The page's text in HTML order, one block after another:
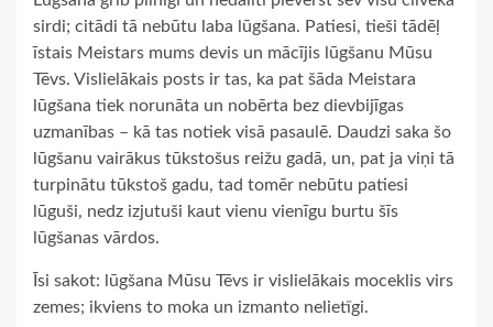
sirdi; citādi tā nebūtu laba lūgšana. Patiesi, tieši tādēļ
īstais Meistars mums devis un mācījis lūgšanu Mūsu
Tēvs. Vislielākais posts ir tas, ka pat šāda Meistara
lūgšana tiek norunāta un nobērta bez dievbijīgas
uzmanības – kā tas notiek visā pasaulē. Daudzi saka šo
lūgšanu vairākus tūkstošus reižu gadā, un, pat ja viņi tā
turpinātu tūkstoš gadu, tad tomēr nebūtu patiesi
lūguši, nedz izjutuši kaut vienu vienīgu burtu šīs
lūgšanas vārdos.
Īsi sakot: lūgšana Mūsu Tēvs ir vislielākais moceklis virs
zemes; ikviens to moka un izmanto nelietīgi.